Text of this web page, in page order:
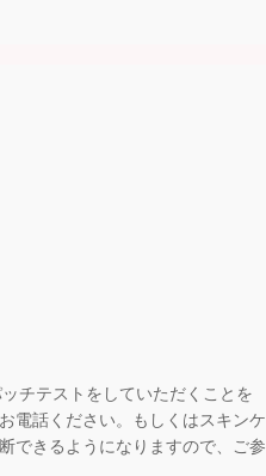
チテストをしていただくことを
電話ください。もしくはスキンケ
できるようになりますので、ご参